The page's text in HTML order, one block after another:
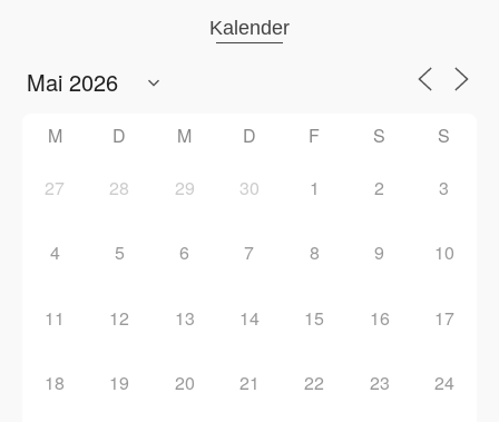
Kalender
M D M D F S S
27 28 29 30 1 2 3
4 5 6 7 8 9 10
11 12 13 14 15 16 17
18 19 20 21 22 23 24